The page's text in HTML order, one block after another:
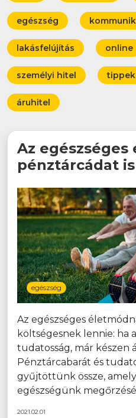
egészség
lakásfelújítás online
személyi hitel tippek
áruhitel
Az egészséges
pénztárcádat
egészség
Az egészséges
költségesnek lennie: ha
tudatosság, már készen
Pénztárcabarát és
gyűjtöttünk össze,
egészségünk
2021.02.01